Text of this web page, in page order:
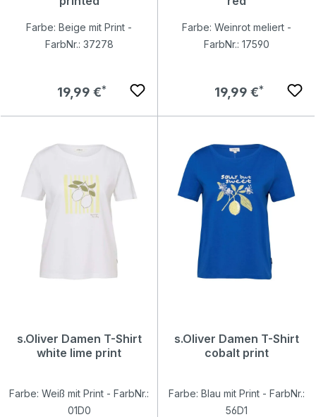
Farbe: Beige mit Print -
FarbNr.: 37278
Regulärer Preis:
19,99 €
Farbe: Weinrot meliert -
FarbNr.: 17590
Regulärer Preis:
19,99 €
s.Oliver Damen T-Shirt
white lime print
Farbe: Weiß mit Print - FarbNr.:
01D0
s.Oliver Damen T-Shirt
cobalt print
Farbe: Blau mit Print - FarbNr.:
56D1